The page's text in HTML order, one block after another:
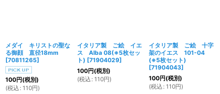
メダイ キリストの聖な
る御顔 直径18mm
[70811265]
100円(税別)
(税込 : 110円)
イタリア製 ご絵 イエ
ス Alba 08(※5枚セッ
ト) [71904029]
100円(税別)
(税込 : 110円)
イタリア製 ご絵 十字
架のイエス 101-04
(※5枚セット)
[71904043]
100円(税別)
(税込 : 110円)